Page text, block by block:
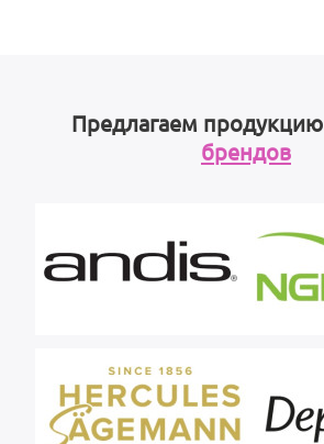
Предлагаем продукцию
брендов